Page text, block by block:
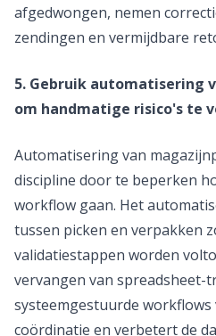
afgedwongen, nemen
zendingen en vermijdbare
5. Gebruik automatisering
om handmatige risico's te
Automatisering van
discipline door te beperken
workflow gaan. Het
tussen picken en verpakken
validatiestappen worden
vervangen van spreadsheet-
systeemgestuurde
coördinatie en verbetert de